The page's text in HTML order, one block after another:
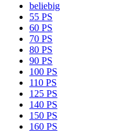
beliebig
55 PS
60 PS
70 PS
80 PS
90 PS
100 PS
110 PS
125 PS
140 PS
150 PS
160 PS